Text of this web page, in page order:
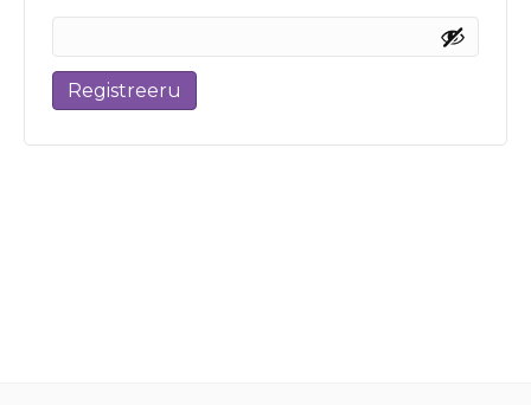
Registreeru